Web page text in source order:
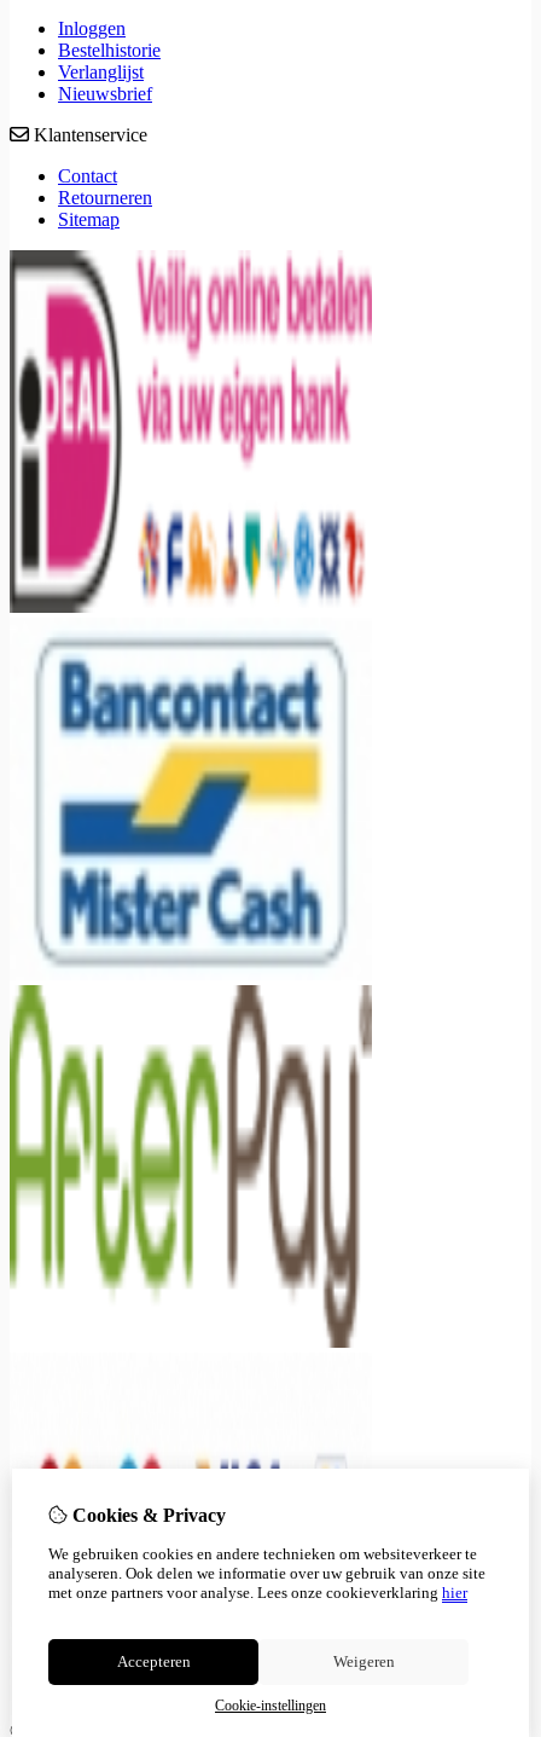
Inloggen
Bestelhistorie
Verlanglijst
Nieuwsbrief
Klantenservice
Contact
Retourneren
Sitemap
© Copyright 2026 |
Cookies & Privacy
We gebruiken cookies en andere technieken om websiteverkeer te
analyseren. Ook delen we informatie over uw gebruik van onze site
met onze partners voor analyse. Lees onze cookieverklaring hier
Accepteren Weigeren
Cookie-instellingen